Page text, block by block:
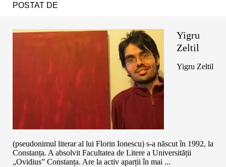
POSTAT DE
Yigru
Zeltil
Yigru Zeltil
(pseudonimul literar al lui Florin Ionescu) s-a născut în 1992, la
Constanța. A absolvit Facultatea de Litere a Universității
„Ovidius” Constanța. Are la activ aparții în mai ...